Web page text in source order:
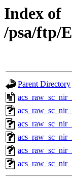
Index of
/psa/ftp/
Parent Directory